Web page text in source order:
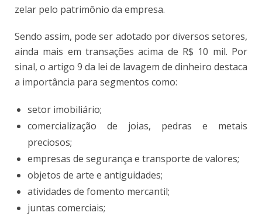
zelar pelo patrimônio da empresa.
Sendo assim, pode ser adotado por diversos setores,
ainda mais em transações acima de R$ 10 mil. Por
sinal, o artigo 9 da lei de lavagem de dinheiro destaca
a importância para segmentos como:
setor imobiliário;
comercialização de joias, pedras e metais
preciosos;
empresas de segurança e transporte de valores;
objetos de arte e antiguidades;
atividades de fomento mercantil;
juntas comerciais;